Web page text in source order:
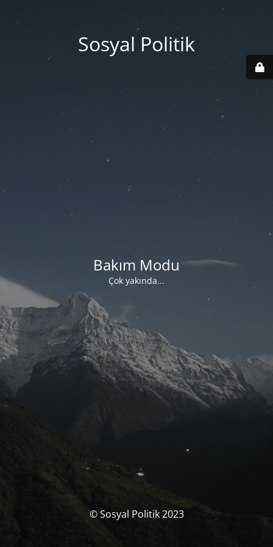
Sosyal Politik
Bakım Modu
Çok yakında...
© Sosyal Politik 2023